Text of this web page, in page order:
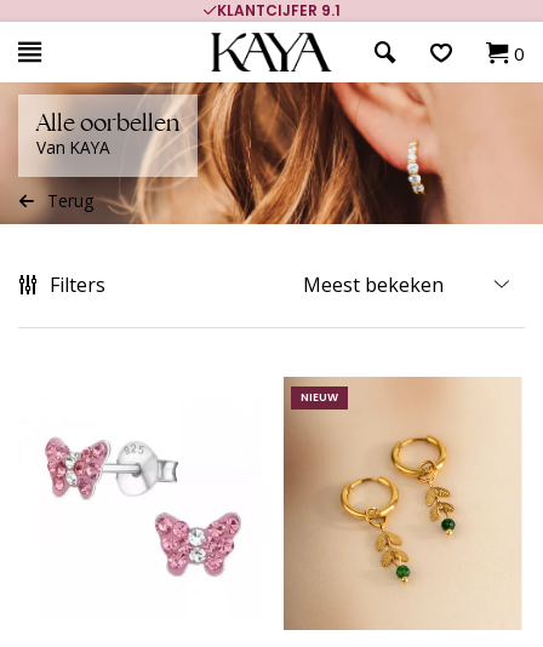
KLANTCIJFER 9.1
0
Alle oorbellen
Van KAYA
Terug
Filters
NIEUW